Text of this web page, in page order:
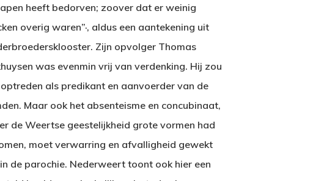
heeft bedorven; zoover dat er weinig
overig waren”·, aldus een aantekening uit
Zijn opvolger Thomas
was evenmin vrij van verdenking. Hij zou
als predikant en aanvoerder van de
Maar ook het absenteisme en concubinaat,
de Weertse geestelijkheid grote vormen had
moet verwarring en afvalligheid gewekt
de parochie. Nederweert toont ook hier een